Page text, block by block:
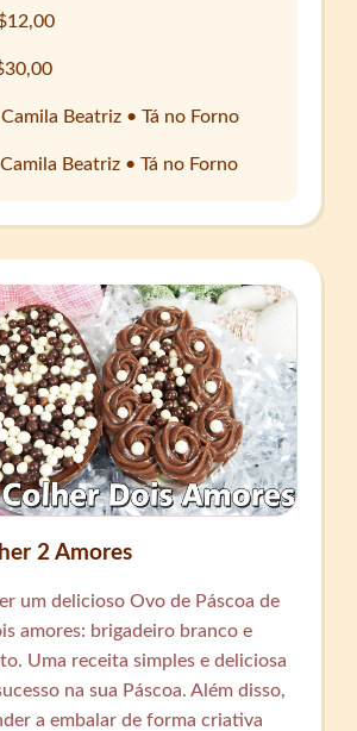
Camila Beatriz • Tá no Forno
Camila Beatriz • Tá no Forno
2 Amores
um delicioso Ovo de Páscoa de
amores: brigadeiro branco e
Uma receita simples e deliciosa
na sua Páscoa. Além disso,
a embalar de forma criativa